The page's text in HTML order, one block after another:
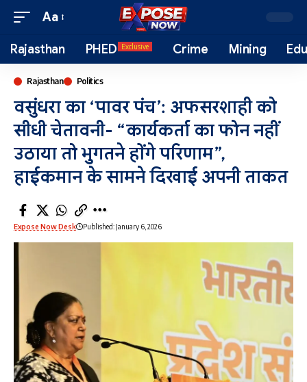
Aa
Rajasthan PHED Exclusive Crime Mining
Rajasthan Politics
वसुंधरा का ‘पावर पंच’: अफसरशाही को
सीधी चेतावनी- “कार्यकर्ता का फोन नहीं
उठाया तो भुगतने होंगे परिणाम”,
हाईकमान के सामने दिखाई अपनी ताकत
Expose Now Desk Published: January 6, 2026